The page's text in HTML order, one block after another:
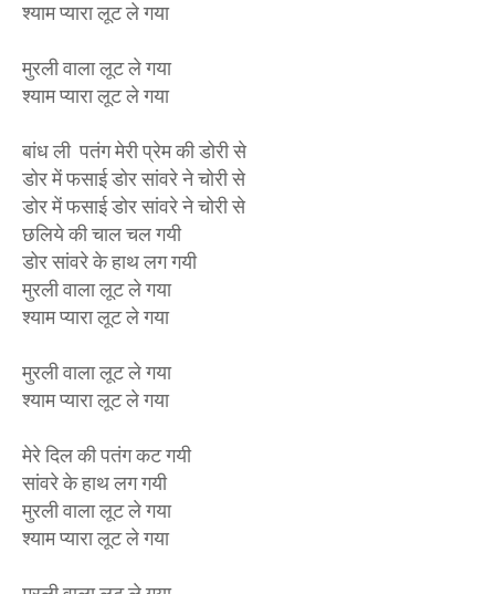
श्याम प्यारा लूट ले गया
मुरली वाला लूट ले गया
श्याम प्यारा लूट ले गया
बांध ली पतंग मेरी प्रेम की डोरी से
डोर में फसाई डोर सांवरे ने चोरी से
डोर में फसाई डोर सांवरे ने चोरी से
छलिये की चाल चल गयी
डोर सांवरे के हाथ लग गयी
मुरली वाला लूट ले गया
श्याम प्यारा लूट ले गया
मुरली वाला लूट ले गया
श्याम प्यारा लूट ले गया
मेरे दिल की पतंग कट गयी
सांवरे के हाथ लग गयी
मुरली वाला लूट ले गया
श्याम प्यारा लूट ले गया